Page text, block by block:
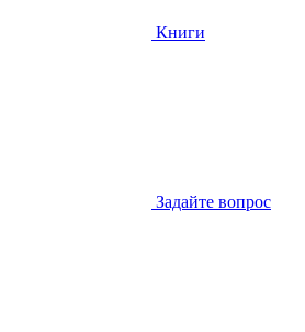
Книги
Задайте вопрос